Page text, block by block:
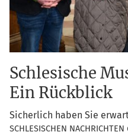
Schlesische
Ein Rückblick
Sicher­lich haben Sie
SCHLESISCHEN NACHRICHTEN